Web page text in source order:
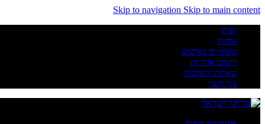
Skip to navigation Skip to main content
חנות
אודות
משווקים מורשים
רישום אחריות
שאלות ותשובות
צור קשר